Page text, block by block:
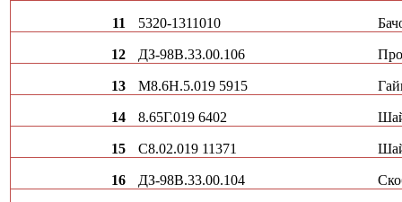
11 5320-1311010
12 ДЗ-98В.33.00.106
13 М8.6H.5.019 5915
14 8.65Г.019 6402
15 С8.02.019 11371
16 ДЗ-98В.33.00.104